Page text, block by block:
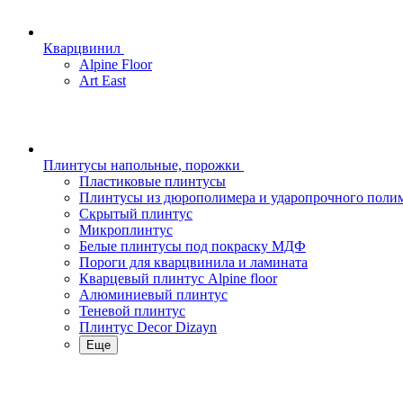
Кварцвинил
Alpine Floor
Art East
Плинтусы напольные, порожки
Пластиковые плинтусы
Плинтусы из дюрополимера и ударопрочного
Скрытый плинтус
Микроплинтус
Белые плинтусы под покраску МДФ
Пороги для кварцвинила и ламината
Кварцевый плинтус Alpine floor
Алюминиевый плинтус
Теневой плинтус
Плинтус Decor Dizayn
Еще